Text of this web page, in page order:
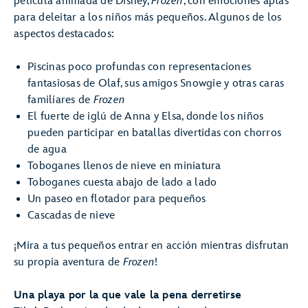
para deleitar a los niños más pequeños. Algunos de los
aspectos destacados:
Piscinas poco profundas con representaciones
fantasiosas de Olaf, sus amigos Snowgie y otras caras
familiares de Frozen
El fuerte de iglú de Anna y Elsa, donde los niños
pueden participar en batallas divertidas con chorros
de agua
Toboganes llenos de nieve en miniatura
Toboganes cuesta abajo de lado a lado
Un paseo en flotador para pequeños
Cascadas de nieve
¡Mira a tus pequeños entrar en acción mientras disfrutan
su propia aventura de Frozen!
Una playa por la que vale la pena derretirse